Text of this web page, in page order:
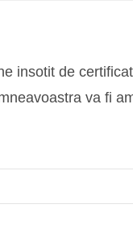
insotit de
va fi